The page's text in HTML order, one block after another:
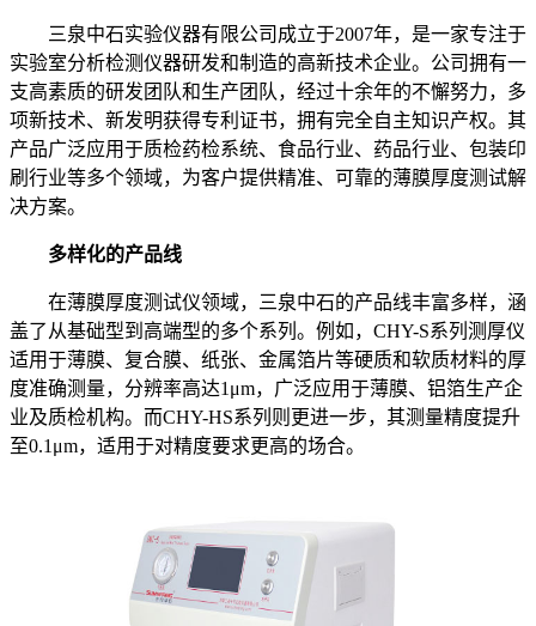
三泉中石实验仪器有限公司成立于2007年，是一家专注于
实验室分析检测仪器研发和制造的高新技术企业。公司拥有一
支高素质的研发团队和生产团队，经过十余年的不懈努力，多
项新技术、新发明获得专利证书，拥有完全自主知识产权。其
产品广泛应用于质检药检系统、食品行业、药品行业、包装印
刷行业等多个领域，为客户提供精准、可靠的薄膜厚度测试解
决方案。
多样化的产品线
在薄膜厚度测试仪领域，三泉中石的产品线丰富多样，涵
盖了从基础型到高端型的多个系列。例如，CHY-S系列测厚仪
适用于薄膜、复合膜、纸张、金属箔片等硬质和软质材料的厚
度准确测量，分辨率高达1μm，广泛应用于薄膜、铝箔生产企
业及质检机构。而CHY-HS系列则更进一步，其测量精度提升
至0.1μm，适用于对精度要求更高的场合。